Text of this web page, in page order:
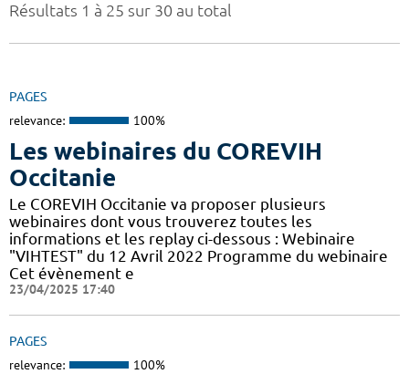
Résultats 1 à 25 sur 30 au total
PAGES
relevance: 100%
Les webinaires du COREVIH
Occitanie
Le COREVIH Occitanie va proposer plusieurs
webinaires dont vous trouverez toutes les
informations et les replay ci-dessous : Webinaire
"VIHTEST" du 12 Avril 2022 Programme du webinaire
Cet évènement e
23/04/2025 17:40
PAGES
relevance: 100%